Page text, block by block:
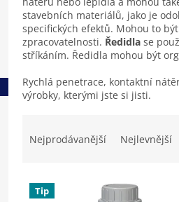
stavebních materiálů, jako je
specifických efektů. Mohou to
zpracovatelnosti. Ředidla se
stříkáním. Ředidla mohou být
Rychlá penetrace, kontaktní
výrobky, kterými jste si jisti.
n
Nejprodávanější Nejlevnější
V Tip